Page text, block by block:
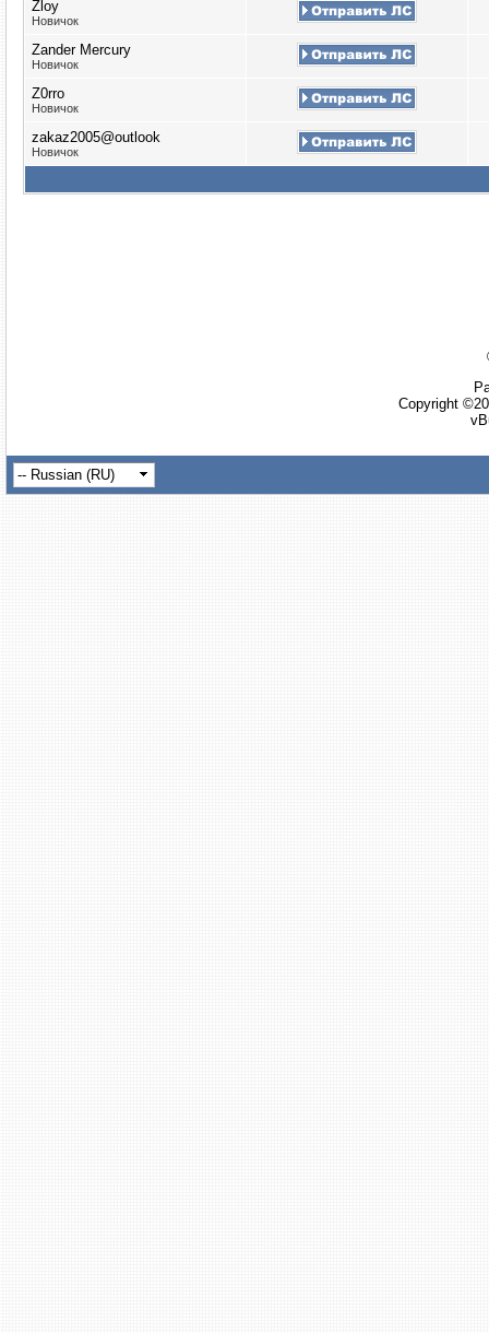
Zloy
Новичок
Zander Mercury
Новичок
Z0rro
Новичок
zakaz2005@outlook
Новичок
Copyright